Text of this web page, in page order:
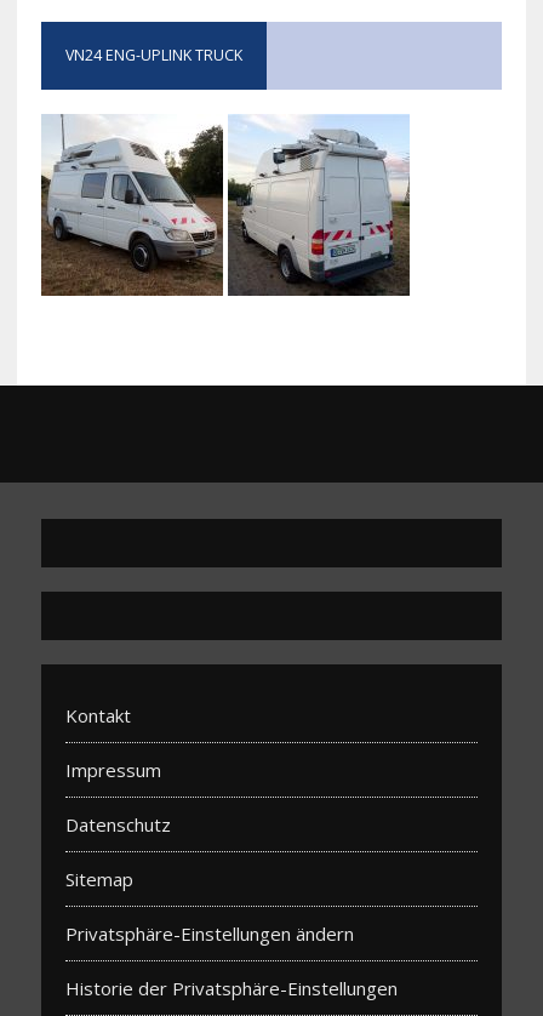
VN24 ENG-UPLINK TRUCK
Kontakt
Impressum
Datenschutz
Sitemap
Privatsphäre-Einstellungen ändern
Historie der Privatsphäre-Einstellungen